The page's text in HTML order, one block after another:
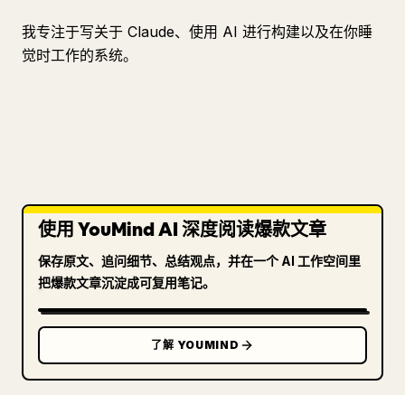
我专注于写关于 Claude、使用 AI 进行构建以及在你睡
觉时工作的系统。
使用 YouMind AI 深度阅读爆款文章
保存原文、追问细节、总结观点，并在一个 AI 工作空间里
把爆款文章沉淀成可复用笔记。
了解 YOUMIND